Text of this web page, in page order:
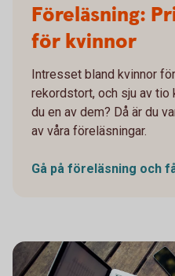
Föreläsning:
för kvinnor
Intresset bland kvinnor
rekordstort, och sju av tio
du en av dem? Då är du
av våra föreläsningar.
Gå på föreläsning och